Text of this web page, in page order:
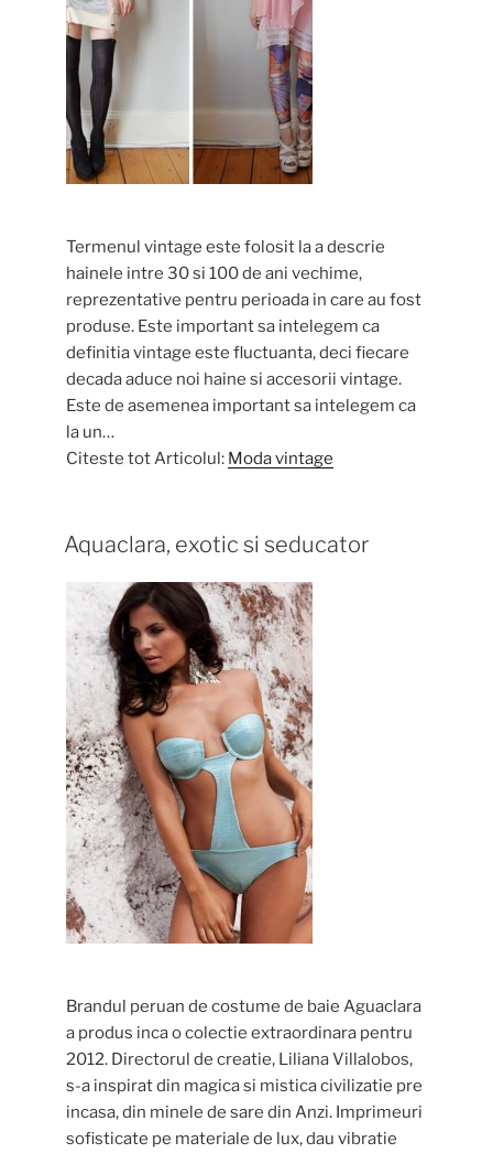
Termenul vintage este folosit la a descrie
hainele intre 30 si 100 de ani vechime,
reprezentative pentru perioada in care au fost
produse. Este important sa intelegem ca
definitia vintage este fluctuanta, deci fiecare
decada aduce noi haine si accesorii vintage.
Este de asemenea important sa intelegem ca
la un…
Citeste tot Articolul: Moda vintage
Aquaclara, exotic si seducator
Brandul peruan de costume de baie Aguaclara
a produs inca o colectie extraordinara pentru
2012. Directorul de creatie, Liliana Villalobos,
s-a inspirat din magica si mistica civilizatie pre
incasa, din minele de sare din Anzi. Imprimeuri
sofisticate pe materiale de lux, dau vibratie